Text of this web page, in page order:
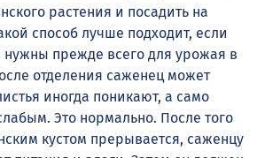
растения и посадить на
способ лучше подходит, если
нужны прежде всего для урожая в
отделения саженец может
иногда поникают, а само
Это нормально. После того
кустом прерывается, саженцу